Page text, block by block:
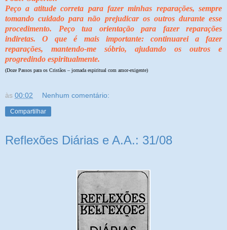
Peço a atitude correta para fazer minhas reparações, sempre
tomando cuidado para não prejudicar os outros durante esse
procedimento. Peço tua orientação para fazer reparações
indiretas. O que é mais importante: continuarei a fazer
reparações, mantendo-me sóbrio, ajudando os outros e
progredindo espiritualmente.
(Doze Passos para os Cristãos – jornada espiritual com amor-exigente)
às 00:02 Nenhum comentário:
Compartilhar
Reflexões Diárias e A.A.: 31/08